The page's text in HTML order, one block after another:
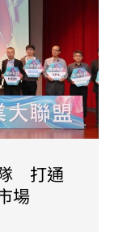
打通
場